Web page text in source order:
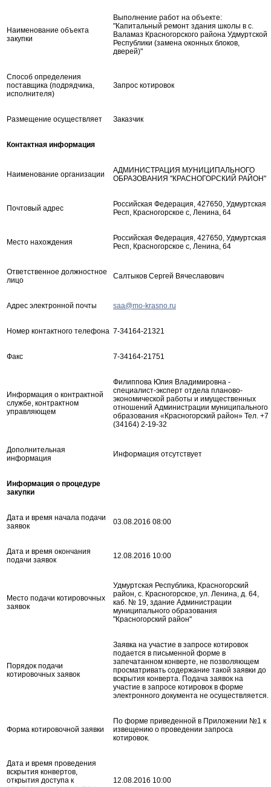
Наименование объекта
закупки
Выполнение работ на объекте:
"Капитальный ремонт здания школы в с.
Валамаз Красногорского района Удмуртской
Республики (замена оконных блоков,
дверей)"
Способ определения
поставщика (подрядчика,
исполнителя)
Запрос котировок
Размещение осуществляет Заказчик
Контактная информация
Наименование организации
АДМИНИСТРАЦИЯ МУНИЦИПАЛЬНОГО
ОБРАЗОВАНИЯ "КРАСНОГОРСКИЙ РАЙОН"
Почтовый адрес
Российская Федерация, 427650, Удмуртская
Респ, Красногорское с, Ленина, 64
Место нахождения
Российская Федерация, 427650, Удмуртская
Респ, Красногорское с, Ленина, 64
Ответственное должностное
лицо
Салтыков Сергей Вячеславович
Адрес электронной почты saa@mo-krasno.ru
Номер контактного телефона 7-34164-21321
Факс 7-34164-21751
Информация о контрактной
службе, контрактном
управляющем
Филиппова Юлия Владимировна -
специалист-эксперт отдела планово-
экономической работы и имущественных
отношений Администрации муниципального
образования «Красногорский район» Тел. +7
(34164) 2-19-32
Дополнительная
информация
Информация отсутствует
Информация о процедуре
закупки
Дата и время начала подачи
заявок
03.08.2016 08:00
Дата и время окончания
подачи заявок
12.08.2016 10:00
Место подачи котировочных
заявок
Удмуртская Республика, Красногорский
район, с. Красногорское, ул. Ленина, д. 64,
каб. № 19, здание Администрации
муниципального образования
"Красногорский район"
Порядок подачи
котировочных заявок
Заявка на участие в запросе котировок
подается в письменной форме в
запечатанном конверте, не позволяющем
просматривать содержание такой заявки до
вскрытия конверта. Подача заявок на
участие в запросе котировок в форме
электронного документа не осуществляется.
Форма котировочной заявки
По форме приведенной в Приложении №1 к
извещению о проведении запроса
котировок.
Дата и время проведения
вскрытия конвертов,
открытия доступа к
12.08.2016 10:00